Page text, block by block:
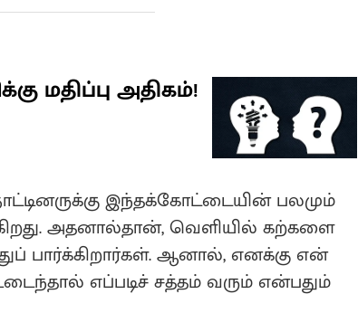
மதிப்பு அதிகம்!
இந்தக்கோட்டையின் பலமும்
அதனால்தான், வெளியில் கற்களை
பார்க்கிறார்கள். ஆனால், எனக்கு என்
எப்படிச் சத்தம் வரும் என்பதும்